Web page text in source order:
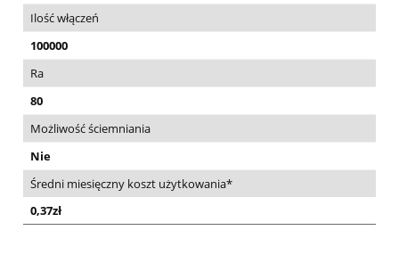
Ilość włączeń
100000
Ra
80
Możliwość ściemniania
Nie
Średni miesięczny koszt użytkowania*
0,37zł